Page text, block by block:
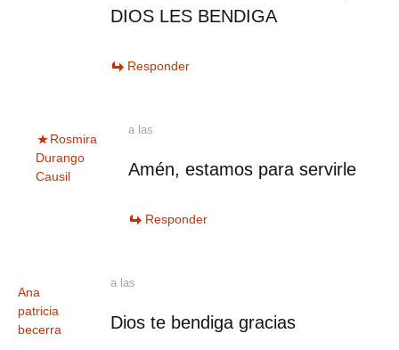
DIOS LES BENDIGA
Responder
Rosmira
Durango
Causil
a las
Amén, estamos para servirle
Responder
Ana
patricia
becerra
a las
Dios te bendiga gracias